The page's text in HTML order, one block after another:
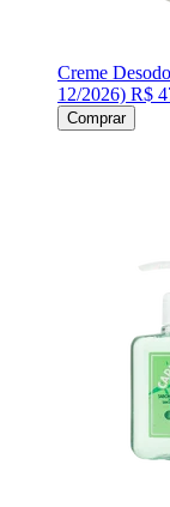
Creme
12/2026) R$
Comprar